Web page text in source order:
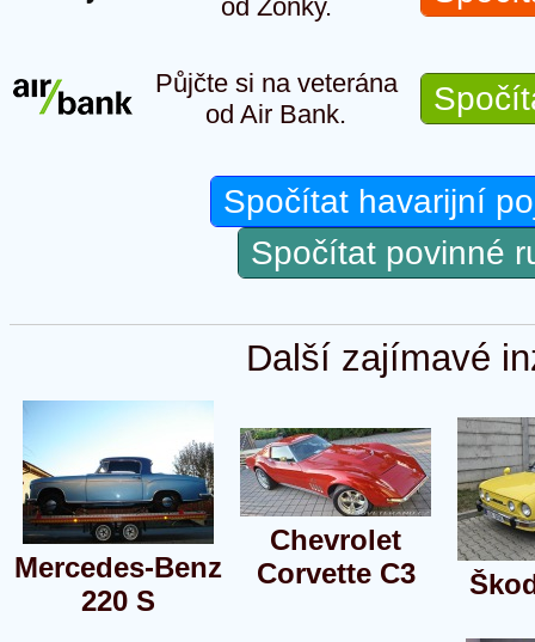
od Zonky.
Půjčte si na veterána
od Air Bank.
Spočítat havarijní
Spočítat povinné
Další zajímavé
Mercedes-Benz
220 S
Chevrolet
Corvette C3